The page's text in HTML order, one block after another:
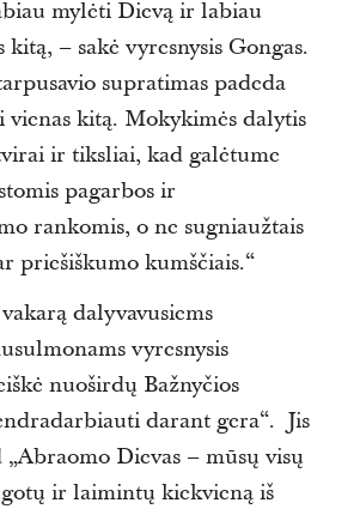
mylėti Dievą ir labiau
kitą, – sakė vyresnysis Gongas.
supratimas padeda
vienas kitą. Mokykimės dalytis
ir tiksliai, kad galėtume
pagarbos ir
rankomis, o ne sugniaužtais
priešiškumo kumščiais.“
dalyvavusiems
vyresnysis
nuoširdų Bažnyčios
darant gera“. Jis
Dievas – mūsų visų
ir laimintų kiekvieną iš